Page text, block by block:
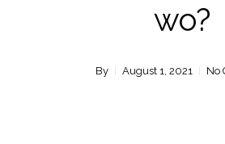
wo?
By August 1, 2021 No